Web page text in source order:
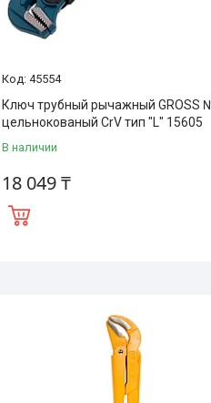
45554
Ключ трубный рычажный GROSS
цельнокованый CrV тип "L" 15605
В наличии
18 049 ₸